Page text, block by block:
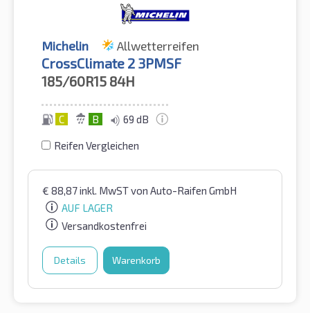
Michelin Allwetterreifen
CrossClimate 2 3PMSF
185/60R15 84H
C B 69 dB
Reifen Vergleichen
€ 88,87inkl. MwSTvon Auto-Raifen GmbH
AUF LAGER
Versandkostenfrei
Details Warenkorb